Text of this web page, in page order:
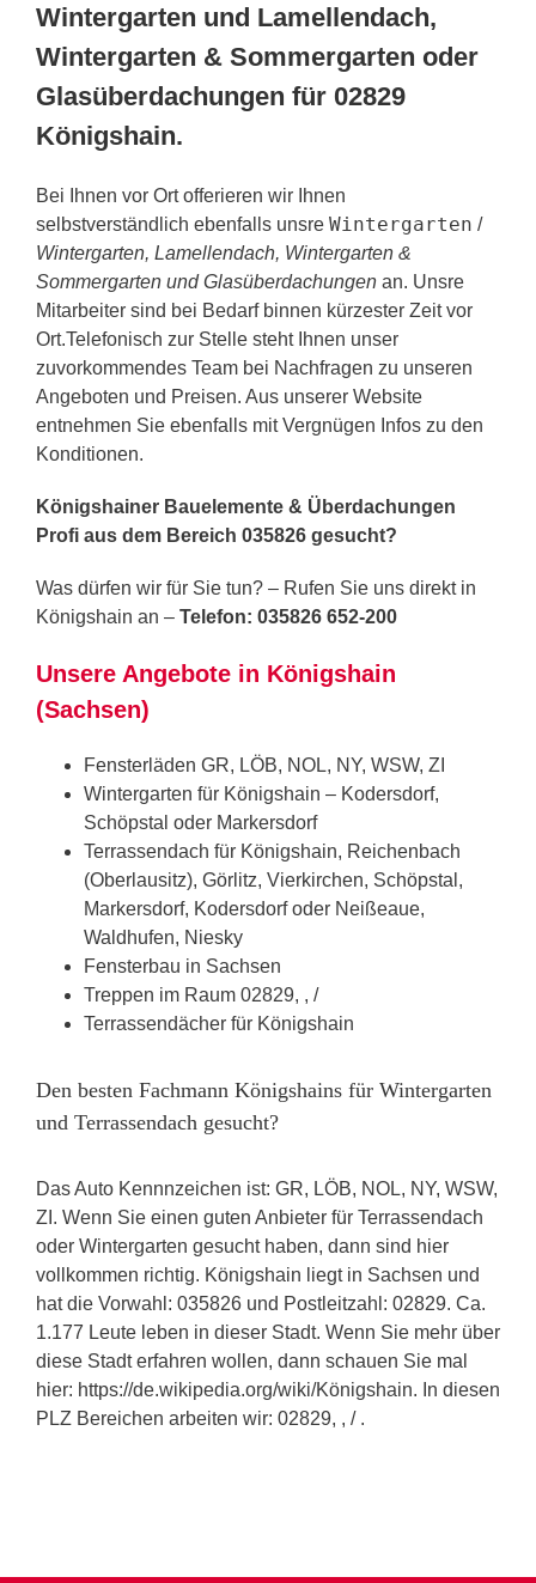
Wintergarten und Lamellendach,
Wintergarten & Sommergarten oder
Glasüberdachungen für 02829
Königshain.
Bei Ihnen vor Ort offerieren wir Ihnen
selbstverständlich ebenfalls unsre Wintergarten /
Wintergarten, Lamellendach, Wintergarten &
Sommergarten und Glasüberdachungen an. Unsre
Mitarbeiter sind bei Bedarf binnen kürzester Zeit vor
Ort.Telefonisch zur Stelle steht Ihnen unser
zuvorkommendes Team bei Nachfragen zu unseren
Angeboten und Preisen. Aus unserer Website
entnehmen Sie ebenfalls mit Vergnügen Infos zu den
Konditionen.
Königshainer Bauelemente & Überdachungen
Profi aus dem Bereich 035826 gesucht?
Was dürfen wir für Sie tun? – Rufen Sie uns direkt in
Königshain an – Telefon: 035826 652-200
Unsere Angebote in Königshain
(Sachsen)
Fensterläden GR, LÖB, NOL, NY, WSW, ZI
Wintergarten für Königshain – Kodersdorf,
Schöpstal oder Markersdorf
Terrassendach für Königshain, Reichenbach
(Oberlausitz), Görlitz, Vierkirchen, Schöpstal,
Markersdorf, Kodersdorf oder Neißeaue,
Waldhufen, Niesky
Fensterbau in Sachsen
Treppen im Raum 02829, , /
Terrassendächer für Königshain
Den besten Fachmann Königshains für Wintergarten
und Terrassendach gesucht?
Das Auto Kennnzeichen ist: GR, LÖB, NOL, NY, WSW,
ZI. Wenn Sie einen guten Anbieter für Terrassendach
oder Wintergarten gesucht haben, dann sind hier
vollkommen richtig. Königshain liegt in Sachsen und
hat die Vorwahl: 035826 und Postleitzahl: 02829. Ca.
1.177 Leute leben in dieser Stadt. Wenn Sie mehr über
diese Stadt erfahren wollen, dann schauen Sie mal
hier: https://de.wikipedia.org/wiki/Königshain. In diesen
PLZ Bereichen arbeiten wir: 02829, , / .